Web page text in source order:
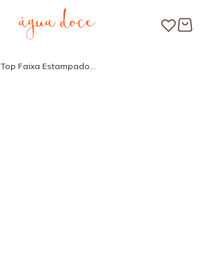
Top Faixa Estampado